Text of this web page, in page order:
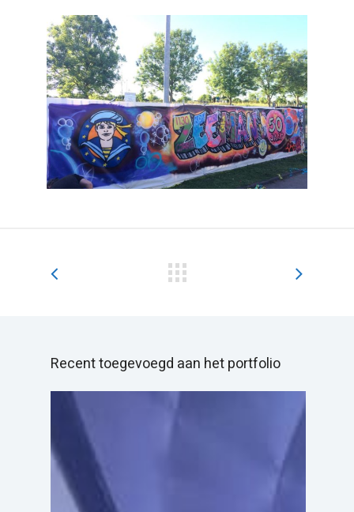
Recent toegevoegd aan het portfolio